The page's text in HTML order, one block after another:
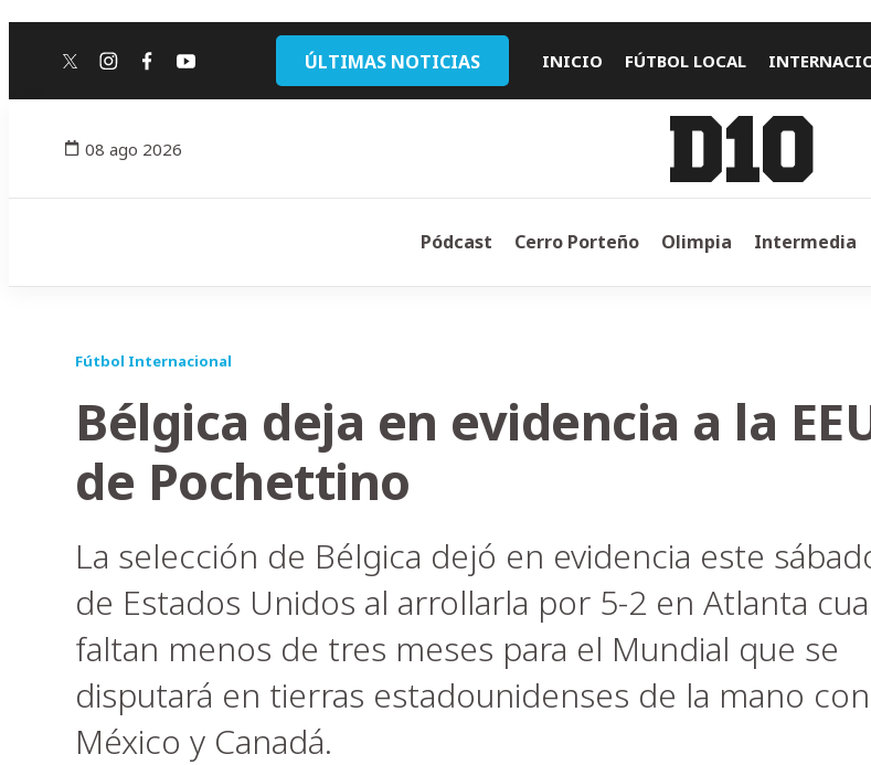
twitterinstagram
facebook
youtube ÚLTIMAS NOTICIAS INICIO FÚTBOL LOCAL
08 ago 2026
Pódcast Cerro Porteño Olimpia Intermedia
Fútbol Internacional
Bélgica deja en evidencia a la
de Pochettino
La selección de Bélgica dejó en evidencia este
de Estados Unidos al arrollarla por 5-2 en Atlanta
faltan menos de tres meses para el Mundial que se
disputará en tierras estadounidenses de la mano con
México y Canadá.